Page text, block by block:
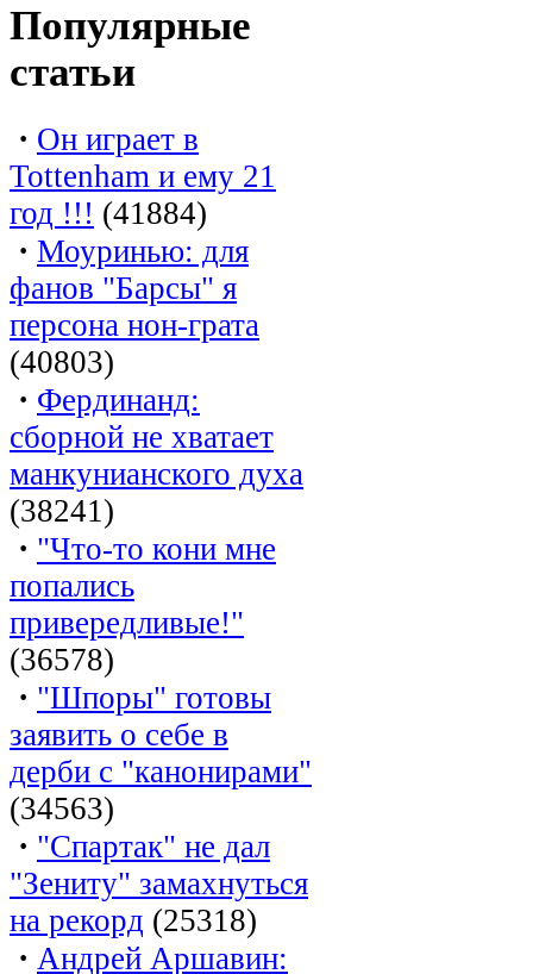
Популярные
статьи
· Он играет в
Tottenham и ему 21
год !!! (41884)
· Моуринью: для
фанов "Барсы" я
персона нон-грата
(40803)
· Фердинанд:
сборной не хватает
манкунианского духа
(38241)
· "Что-то кони мне
попались
привередливые!"
(36578)
· "Шпоры" готовы
заявить о себе в
дерби с "канонирами"
(34563)
· "Спартак" не дал
"Зениту" замахнуться
на рекорд (25318)
· Андрей Аршавин: